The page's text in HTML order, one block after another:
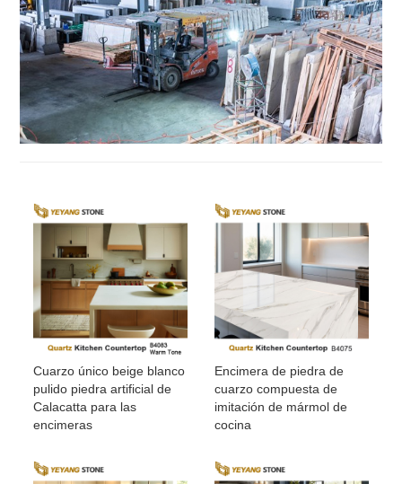
Cuarzo único beige blanco
pulido piedra artificial de
Calacatta para las
encimeras
Encimera de piedra de
cuarzo compuesta de
imitación de mármol de
cocina